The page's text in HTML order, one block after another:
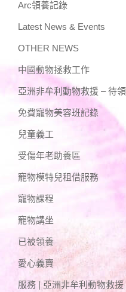
Arc領養記錄
Latest News & Events
OTHER NEWS
中國動物拯救工作
亞洲非牟利動物救援 – 待
免費寵物美容班記錄
兒童義工
受傷年老助養區
寵物模特兒租借服務
寵物課程
寵物講坐
已被領養
愛心義賣
服務 | 亞洲非牟利動物救